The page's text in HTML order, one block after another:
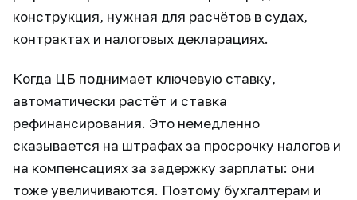
конструкция, нужная для расчётов в судах,
контрактах и налоговых декларациях.
Когда ЦБ поднимает ключевую ставку,
автоматически растёт и ставка
рефинансирования. Это немедленно
сказывается на штрафах за просрочку налогов и
на компенсациях за задержку зарплаты: они
тоже увеличиваются. Поэтому бухгалтерам и